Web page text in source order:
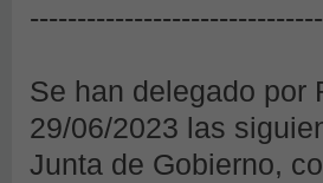
Se han delegado por
29/06/2023 las
Junta de Gobierno,